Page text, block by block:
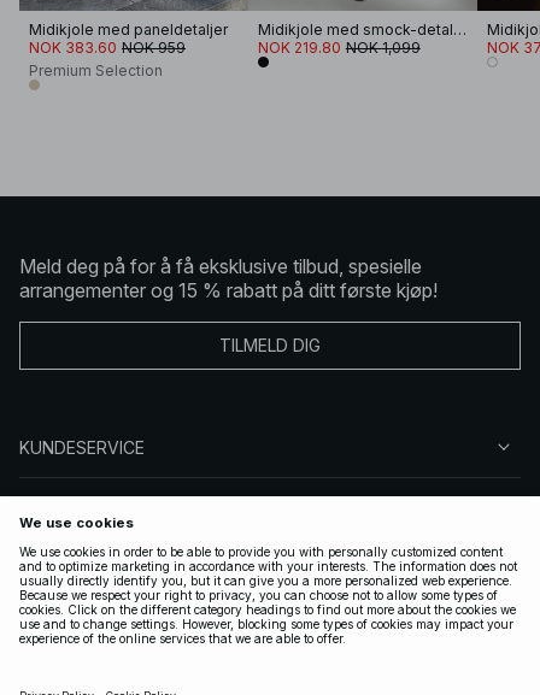
Midikjole med paneldetaljer
NOK 383.60 NOK 959
Premium Selection
Midikjole med smock-detaljer og puffermer
NOK 219.80 NOK 1,099 NOK
Meld deg på for å få eksklusive tilbud, spesielle
arrangementer og 15 % rabatt på ditt første kjøp!
TILMELD DIG
KUNDESERVICE
FØLG OSS
LOVLIG